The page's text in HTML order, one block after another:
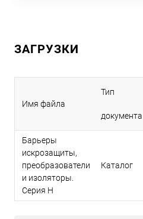
ЗАГРУЗКИ
Имя файла
Тип
документа
Барьеры
искрозащиты,
преобразователи
и изоляторы.
Серия H
Каталог